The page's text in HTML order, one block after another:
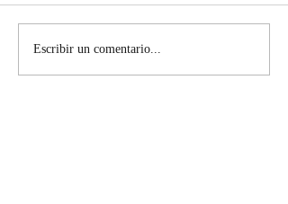
Bombones de plátano
Escribir un comentario...